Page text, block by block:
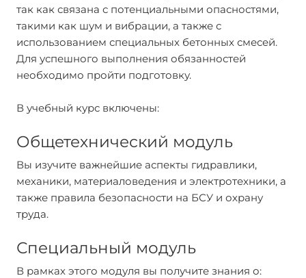
так как связана с потенциальными опасностями,
такими как шум и вибрации, а также с
использованием специальных бетонных смесей.
Для успешного выполнения обязанностей
необходимо пройти подготовку.
В учебный курс включены:
Общетехнический модуль
Вы изучите важнейшие аспекты гидравлики,
механики, материаловедения и электротехники, а
также правила безопасности на БСУ и охрану
труда.
Специальный модуль
В рамках этого модуля вы получите знания о: